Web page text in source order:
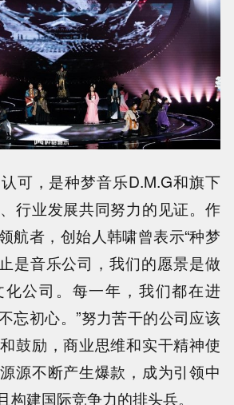
可，是种梦音乐D.M.G和旗下
行业发展共同努力的见证。作
航者，创始人韩啸曾表示“种梦
是音乐公司，我们的愿景是做
公司。每一年，我们都在进
忘初心。”努力苦干的公司应该
鼓励，商业思维和实干精神使
源不断产生爆款，成为引领中
构建国际竞争力的排头兵。